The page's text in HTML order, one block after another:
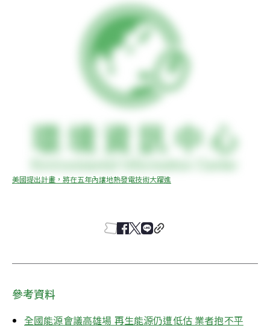
美國提出計畫，將在五年內讓地熱發電技術大躍進
參考資料
全國能源會議高雄場 再生能源仍遭低估 業者抱不平